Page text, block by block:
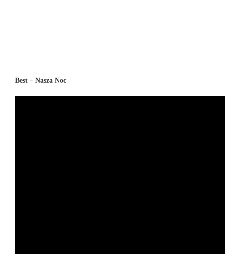
Best – Nasza Noc